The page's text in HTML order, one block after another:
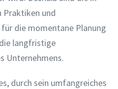
Praktiken und
die momentane Planung
langfristige
Unternehmens.
durch sein umfangreiches